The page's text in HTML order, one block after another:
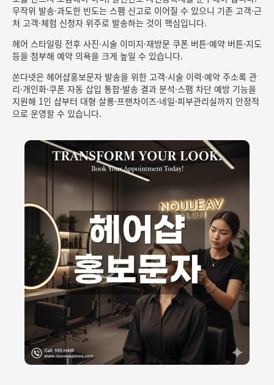
무작위 발송·과도한 빈도는 스팸 신고로 이어질 수 있으니 기존 고객·근
처 고객·체험 신청자 위주로 발송하는 것이 핵심입니다.
헤어 스타일링 전후 사진·시술 이미지·재방문 쿠폰 버튼·예약 버튼·지도
등을 첨부해 예약 의욕을 크게 높일 수 있습니다.
쏜다넷은 헤어샵홍보문자 발송을 위한 고객·시술 이력·예약 주소록 관
리·개인화·쿠폰 자동 삽입 통합·발송 결과 분석·스팸 차단 예방 기능을
지원해 1인 샵부터 대형 살롱·프랜차이즈·네일·피부관리실까지 안정적
으로 운영할 수 있습니다.